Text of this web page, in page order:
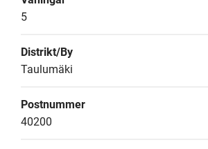
5
Distrikt/By
Taulumäki
Postnummer
40200